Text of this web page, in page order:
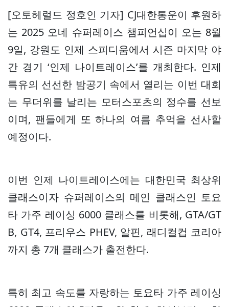
[오토헤럴드 정호인 기자] CJ대한통운이 후원하
는 2025 오네 슈퍼레이스 챔피언십이 오는 8월
9일, 강원도 인제 스피디움에서 시즌 마지막 야
간 경기 ‘인제 나이트레이스’를 개최한다. 인제
특유의 선선한 밤공기 속에서 열리는 이번 대회
는 무더위를 날리는 모터스포츠의 정수를 선보
이며, 팬들에게 또 하나의 여름 추억을 선사할
예정이다.
이번 인제 나이트레이스에는 대한민국 최상위
클래스이자 슈퍼레이스의 메인 클래스인 토요
타 가주 레이싱 6000 클래스를 비롯해, GTA/GT
B, GT4, 프리우스 PHEV, 알핀, 래디컬컵 코리아
까지 총 7개 클래스가 출전한다.
특히 최고 속도를 자랑하는 토요타 가주 레이싱